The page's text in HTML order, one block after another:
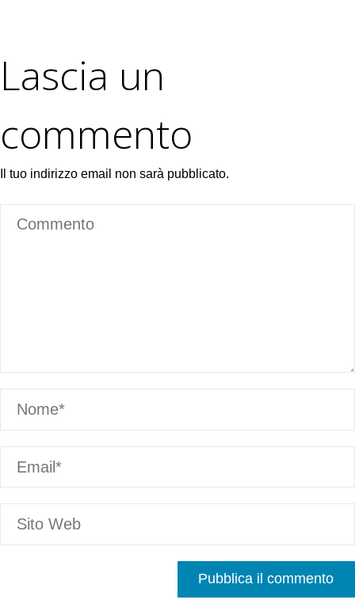
Lascia un
commento
Il tuo indirizzo email non sarà pubblicato.